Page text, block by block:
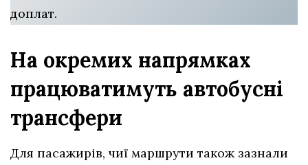
доплат.
На окремих напрямках
працюватимуть автобусні
трансфери
Для пасажирів, чиї маршрути також зазнали